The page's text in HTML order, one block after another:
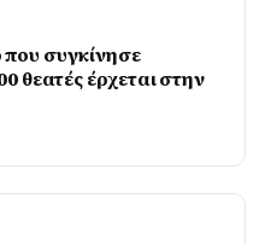
συγκίνησε
θεατές έρχεται στην